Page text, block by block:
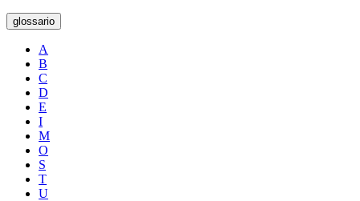
glossario
A
B
C
D
E
I
M
O
S
T
U